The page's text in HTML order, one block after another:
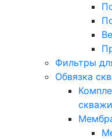
Фильтры
Обвязка